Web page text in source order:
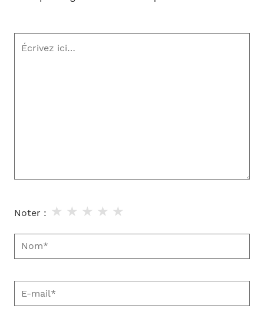
Écrivez
Noter : ★
★
★
★
★
Nom*
E-
mail*